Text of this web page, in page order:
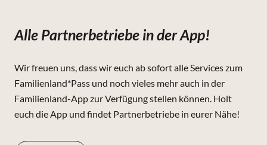
Alle Partnerbetriebe in der App!
Wir freuen uns, dass wir euch ab sofort alle Services zum
Familienland*Pass und noch vieles mehr auch in der
Familienland-App zur Verfügung stellen können. Holt
euch die App und findet Partnerbetriebe in eurer Nähe!